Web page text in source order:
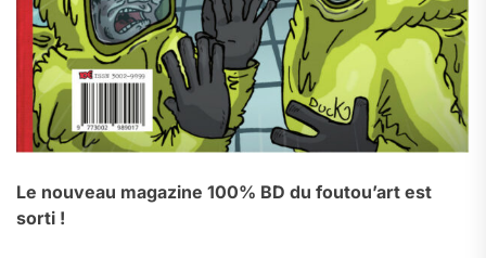
Le nouveau magazine 100% BD du foutou’art est
sorti !